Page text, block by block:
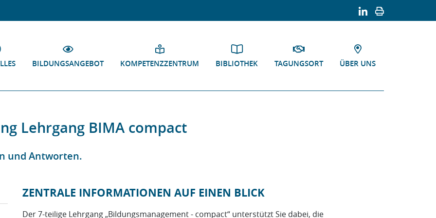
BILDUNGSANGEBOT KOMPETENZZENTRUM BIBLIOTHEK TAGUNGSORT ÜBER UNS
Lehrgang BIMA compact
und Antworten.
ZENTRALE INFORMATIONEN AUF EINEN BLICK
Der 7-teilige Lehrgang „Bildungsmanagement - compact“ unterstützt Sie dabei, die